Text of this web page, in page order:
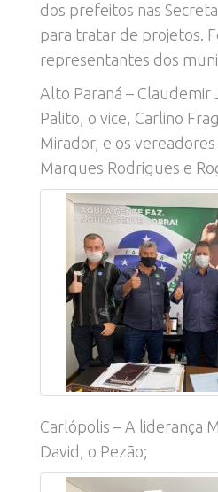
dos prefeitos nas
para tratar de projetos.
representantes dos
Alto Paraná – Claudemir
Palito, o vice, Carlino
Mirador, e os
Marques Rodrigues e
Carlópolis – A liderança
David, o Pezão;